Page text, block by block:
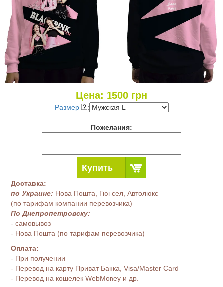
Цена: 1500 грн
Размер :
Пожелания:
Купить
Доставка:
по Украине: Нова Пошта, Гюнсел, Автолюкс
(по тарифам компании перевозчика)
По Днепропетровску:
- самовывоз
- Нова Пошта (по тарифам перевозчика)
Оплата:
- При получении
- Перевод на карту Приват Банка, Visa/Master Card
- Перевод на кошелек WebMoney и др.